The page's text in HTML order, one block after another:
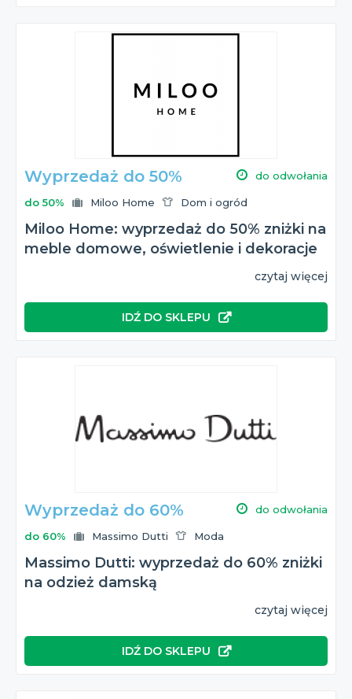
Wyprzedaż do 50% do odwołania
do 50% Miloo Home Dom i ogród
Miloo Home: wyprzedaż do 50% zniżki na
meble domowe, oświetlenie i dekoracje
czytaj więcej
IDŹ DO SKLEPU
Wyprzedaż do 60% do odwołania
do 60% Massimo Dutti Moda
Massimo Dutti: wyprzedaż do 60% zniżki
na odzież damską
czytaj więcej
IDŹ DO SKLEPU